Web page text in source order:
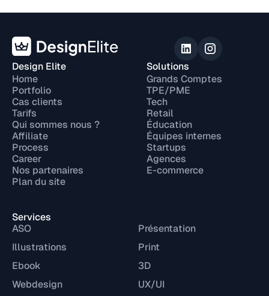
Design Elite
Home
Portfolio
Cas clients
Tarifs
Qui sommes nous ?
Affiliate
Process
Career
Nos partenaires
Plan du site
Services
ASO
Présentation
Illustrations
Print
Ebook
3D
Webdesign
UX/UI
Solutions
Grands Comptes
TPE/PME
Tech
Retail
Éducation
Équipes internes
Startups
Agences
E-commerce